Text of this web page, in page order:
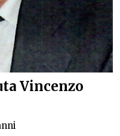
Vincenzo